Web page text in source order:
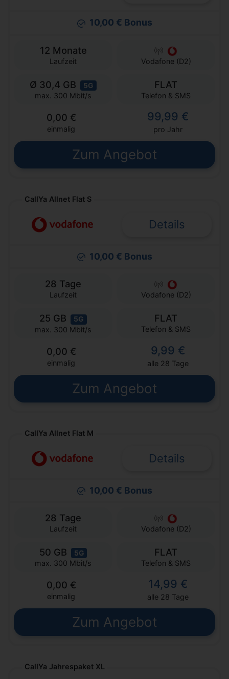
10,00 € Bonus
12 Monate
Laufzeit Vodafone (D2)
Ø 30,4 GB 5G
max. 300 Mbit/s
FLAT
Telefon & SMS
0,00 €
einmalig
99,99 €
pro Jahr
Zum Angebot
CallYa Allnet Flat S
Details
10,00 € Bonus
28 Tage
Laufzeit Vodafone (D2)
25 GB 5G
max. 300 Mbit/s
FLAT
Telefon & SMS
0,00 €
einmalig
9,99 €
alle 28 Tage
Zum Angebot
CallYa Allnet Flat M
Details
10,00 € Bonus
28 Tage
Laufzeit Vodafone (D2)
50 GB 5G
max. 300 Mbit/s
FLAT
Telefon & SMS
0,00 €
einmalig
14,99 €
alle 28 Tage
Zum Angebot
CallYa Jahrespaket XL